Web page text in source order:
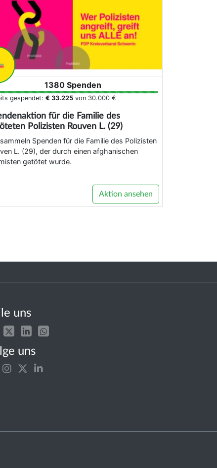
1380 Spenden
gespendet: € 33.225 von 30.000 €
für die Familie des
Polizisten Rouven L. (29)
Spenden für die Familie des Polizisten
L. (29), der durch einen afghanischen
getötet wurde.
Aktion ansehen
uns
uns